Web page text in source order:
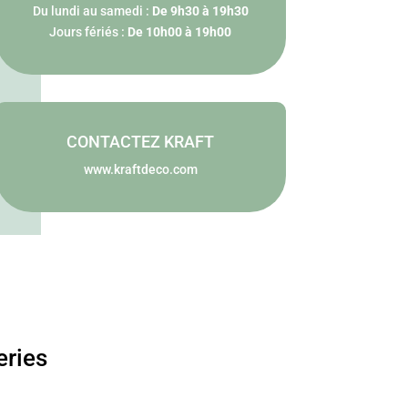
Du lundi au samedi : De 9h30 à 19h30
Jours fériés : De 10h00 à 19h00
CONTACTEZ KRAFT
www.kraftdeco.com